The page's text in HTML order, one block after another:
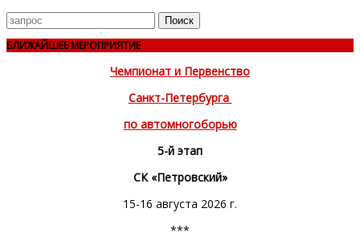
Поиск
для
БЛИЖАЙШЕЕ МЕРОПРИЯТИЕ
Чемпионат и Первенство
Санкт-Петербурга
по автомногоборью
5-й этап
СК «Петровский»
15-16 августа 2026 г.
***